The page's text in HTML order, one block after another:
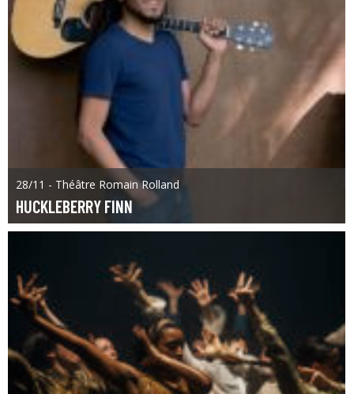
28/11 - Théâtre Romain Rolland
HUCKLEBERRY FINN